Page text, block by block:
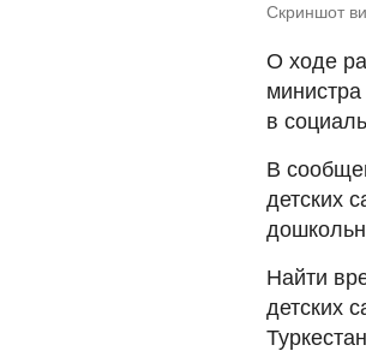
Скриншот
О ходе
в
В
детских
Найти
детских